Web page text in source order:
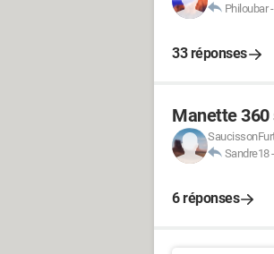
Philoubar-
33 réponses
Manette 360
Sandre18-
6 réponses